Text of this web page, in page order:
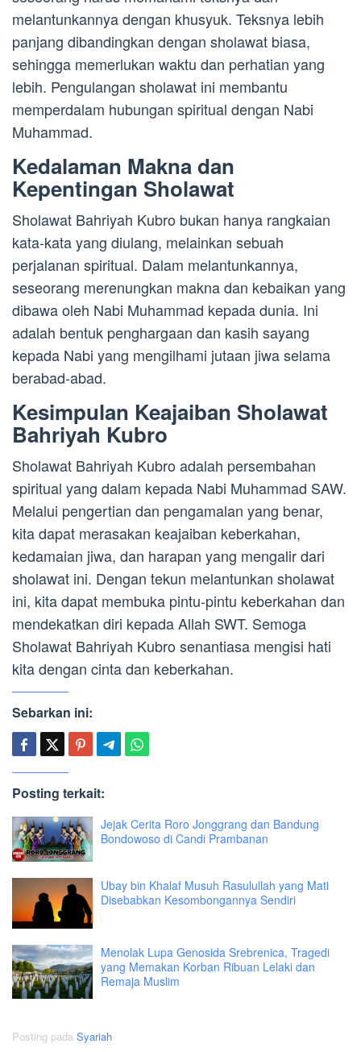
melantunkannya dengan khusyuk. Teksnya lebih
panjang dibandingkan dengan sholawat biasa,
sehingga memerlukan waktu dan perhatian yang
lebih. Pengulangan sholawat ini membantu
memperdalam hubungan spiritual dengan Nabi
Muhammad.
Kedalaman Makna dan
Kepentingan Sholawat
Sholawat Bahriyah Kubro bukan hanya rangkaian
kata-kata yang diulang, melainkan sebuah
perjalanan spiritual. Dalam melantunkannya,
seseorang merenungkan makna dan kebaikan yang
dibawa oleh Nabi Muhammad kepada dunia. Ini
adalah bentuk penghargaan dan kasih sayang
kepada Nabi yang mengilhami jutaan jiwa selama
berabad-abad.
Kesimpulan Keajaiban Sholawat
Bahriyah Kubro
Sholawat Bahriyah Kubro adalah persembahan
spiritual yang dalam kepada Nabi Muhammad SAW.
Melalui pengertian dan pengamalan yang benar,
kita dapat merasakan keajaiban keberkahan,
kedamaian jiwa, dan harapan yang mengalir dari
sholawat ini. Dengan tekun melantunkan sholawat
ini, kita dapat membuka pintu-pintu keberkahan dan
mendekatkan diri kepada Allah SWT. Semoga
Sholawat Bahriyah Kubro senantiasa mengisi hati
kita dengan cinta dan keberkahan.
Sebarkan ini:
Posting terkait:
Jejak Cerita Roro Jonggrang dan Bandung
Bondowoso di Candi Prambanan
Ubay bin Khalaf Musuh Rasulullah yang Mati
Disebabkan Kesombongannya Sendiri
Menolak Lupa Genosida Srebrenica, Tragedi
yang Memakan Korban Ribuan Lelaki dan
Remaja Muslim
Posting pada Syariah